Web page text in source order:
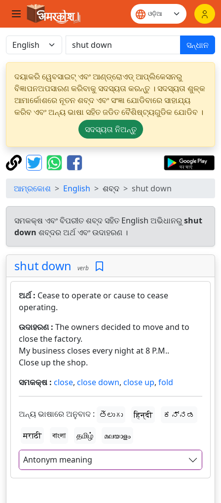
ସନ୍ଧାନ
ଦୟାକରି ୱେବସାଇଟ୍ ଏବଂ ଆଣ୍ଡ୍ରୋଏଡ୍ ଆପ୍ଲିକେସନରୁ
ବିଜ୍ଞାପନଅପସାରଣ କରିବାକୁ ସଦସ୍ୟତା କରନ୍ତୁ । ସଦସ୍ୟତା ଶୁଳ୍କ
ଆମାର୍କୋଶରେ ନୂତନ ଶବ୍ଦ ଏବଂ ସଂଜ୍ଞା ଯୋଡିବାରେ ସାହାଯ୍ୟ
କରିବ ଏବଂ ଅନ୍ୟ ଭାଷା ସହିତ ଜଡିତ ବୈଶିଷ୍ଟ୍ୟଗୁଡିକ ଯୋଡିବ ।
ସଦସ୍ୟତା ନିଅନ୍ତୁ
ଆମ୍ରକୋଶ English ଶବ୍ଦ shut down
ସମକକ୍ଷ ଏବଂ ବିପରୀତ ଶବ୍ଦ ସହିତ English ଅଭିଧାନରୁshut
down ଶବ୍ଦର ଅର୍ଥ ଏବଂ ଉଦାହରଣ ।
shut down verb
ଅର୍ଥ : Cease to operate or cause to cease
operating.
ଉଦାହରଣ : The owners decided to move and to
close the factory.
My business closes every night at 8 P.M..
Close up the shop.
ସମକକ୍ଷ : close, close down, close up, fold
ଅନ୍ୟ ଭାଷାରେ ଅନୁବାଦ : తెలుగు हिन्दी
ಕನ್ನಡ
मराठी
বাংলা தமிழ் മലയാളം
Antonym meaning